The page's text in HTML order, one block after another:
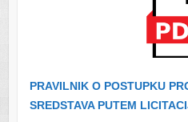
PRAVILNIK O POSTUPKU
SREDSTAVA PUTEM